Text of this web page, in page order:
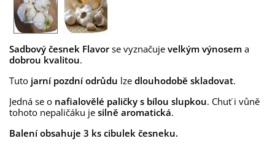
Sadbový česnek Flavorse vyznačuje velkým výnosem a
dobrou kvalitou.
Tuto jarní pozdní odrůdu lze dlouhodobě skladovat.
Jedná se o nafialovělé paličky s bílou slupkou. Chuť i vůně
tohoto nepaličáku je silně aromatická.
Balení obsahuje 3 ks cibulek česneku.